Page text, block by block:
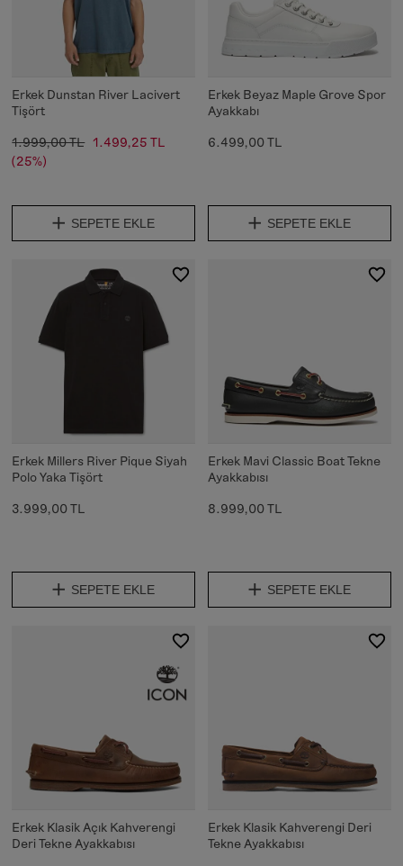
Erkek Dunstan River Lacivert
Tişört
1.999,00 TL 1.499,25 TL
(25%)
SEPETE EKLE
Erkek Beyaz Maple Grove Spor
Ayakkabı
6.499,00 TL
SEPETE EKLE
Erkek Millers River Pique Siyah
Polo Yaka Tişört
3.999,00 TL
SEPETE EKLE
Erkek Mavi Classic Boat Tekne
Ayakkabısı
8.999,00 TL
SEPETE EKLE
Erkek Klasik Açık Kahverengi
Deri Tekne Ayakkabısı
Erkek Klasik Kahverengi Deri
Tekne Ayakkabısı